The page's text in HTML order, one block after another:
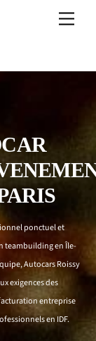
ponctuel et
teambuilding en Île-
Autocars Roissy
exigences des
entreprise
en IDF.